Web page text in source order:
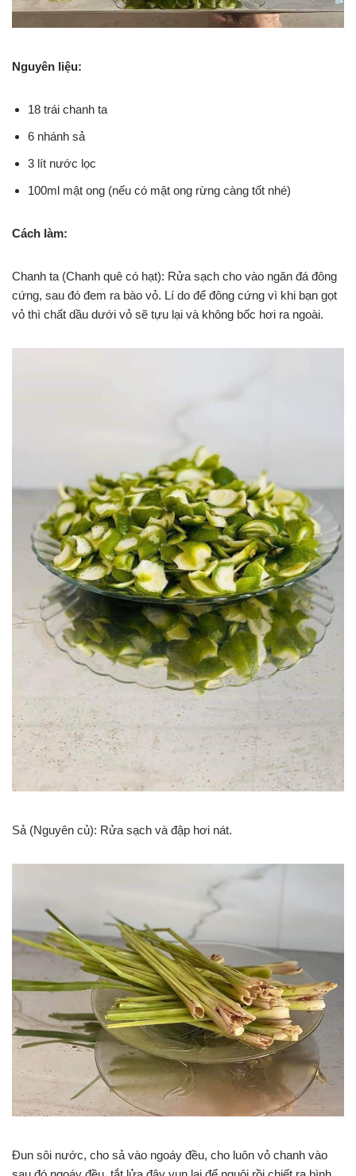
Nguyên liệu:
18 trái chanh ta
6 nhánh sả
3 lít nước lọc
100ml mật ong (nếu có mật ong rừng càng tốt nhé)
Cách làm:
Chanh ta (Chanh quê có hạt): Rửa sạch cho vào ngăn đá đông
cứng, sau đó đem ra bào vỏ. Lí do để đông cứng vì khi bạn gọt
vỏ thì chất dầu dưới vỏ sẽ tựu lại và không bốc hơi ra ngoài.
Sả (Nguyên củ): Rửa sạch và đập hơi nát.
Đun sôi nước, cho sả vào ngoáy đều, cho luôn vỏ chanh vào